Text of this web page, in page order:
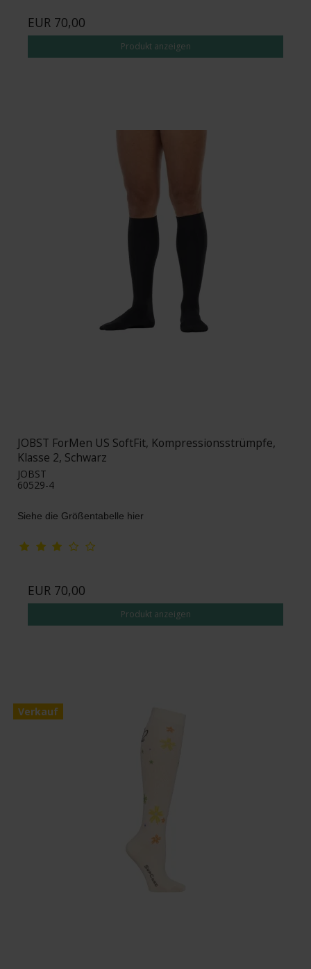
EUR 70,00
Produkt anzeigen
JOBST ForMen US SoftFit, Kompressionsstrümpfe,
Klasse 2, Schwarz
JOBST
60529-4
Siehe die Größentabelle hier
EUR 70,00
Produkt anzeigen
Verkauf